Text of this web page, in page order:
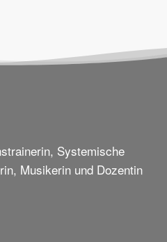
Systemische
Musikerin und Dozentin